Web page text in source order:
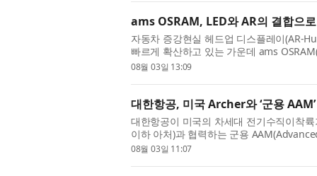
ams OSRAM, LED와 AR의 결합으
자동차 증강현실 헤드업 디스플레이(AR-
빠르게 확산하고 있는 가운데 ams
구현을 위한 프로젝션 등급 RGB LED 광원
08월 03일 13:09
대한항공, 미국 Archer와 ‘군용
대한항공이 미국의 차세대 전기수직이착
이하 아처)과 협력하는 군용
계의 주목을 받고 있다. 해외에서 검증된
08월 03일 11:07